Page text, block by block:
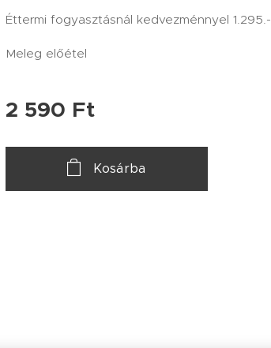
Éttermi fogyasztásnál kedvezménnyel 1.295.-
Meleg előétel
2 590 Ft
Kosárba